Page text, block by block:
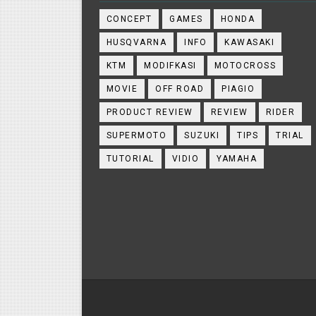
CONCEPT GAMES HONDA
HUSQVARNA INFO KAWASAKI
KTM MODIFKASI MOTOCROSS
MOVIE OFF ROAD PIAGIO
PRODUCT REVIEW REVIEW RIDER
SUPERMOTO SUZUKI TIPS TRIAL
TUTORIAL VIDIO YAMAHA